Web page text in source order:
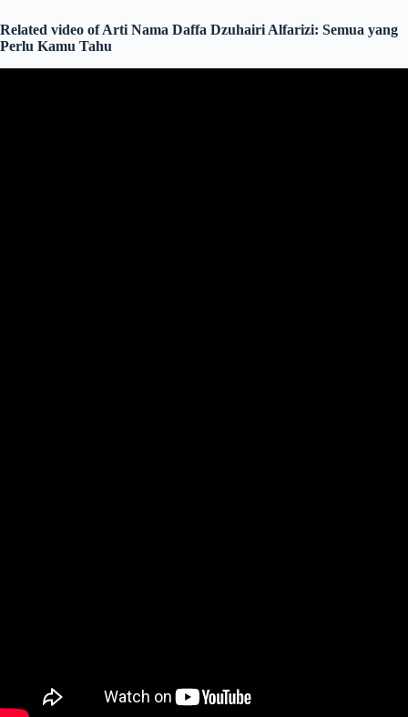
Related video of Arti Nama Daffa Dzuhairi Alfarizi: Semua yang
Perlu Kamu Tahu